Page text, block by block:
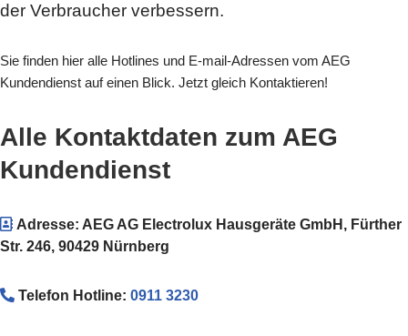
der Verbraucher verbessern.
Sie finden hier alle Hotlines und E-mail-Adressen vom AEG
Kundendienst auf einen Blick. Jetzt gleich Kontaktieren!
Alle Kontaktdaten zum AEG
Kundendienst
Adresse: AEG AG Electrolux Hausgeräte GmbH, Fürther
Str. 246, 90429 Nürnberg
Telefon Hotline: 0911 3230